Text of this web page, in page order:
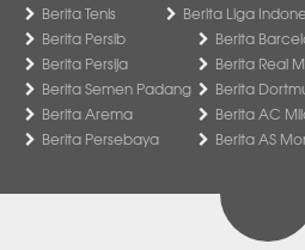
Berita Tenis
Berita Liga
Berita Persib
Berita Persija
Berita Semen Padang
Berita Arema
Berita Persebaya
Berita
Berita Real
Berita
Berita AC
Berita AS